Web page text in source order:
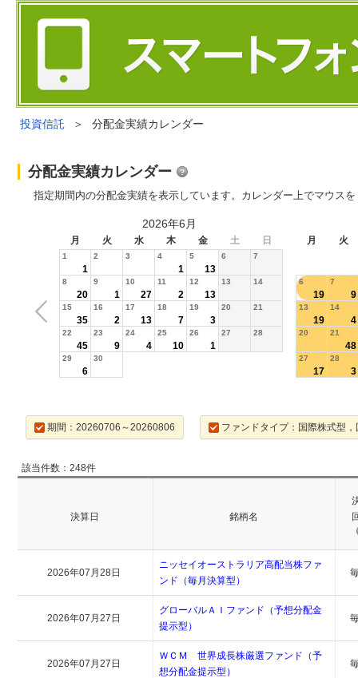
投資信託 ＞ 分配金実績カレンダー
分配金実績カレンダー
指定期間内の分配金実績を表示しています。カレンダー上でマウス
2026年6月
月 火 水 木 金 土 日 月 火
1
1
2 3 4
1
5
13
6 7
8
20
9
1
10
27
11
2
12
13
13 14
15
35
16
2
17
13
18
7
19
3
20 21
22
45
23
9
24
4
25
10
26
1
27 28
29
6
30
6
19
7
9
13
19
14
4
20 21
48
27
17
28
3
期間：20260706～20260806 ファンドタイプ：国際株式型
該当件数：248件
決算日 銘柄名
2026年07月28日
ニッセイオーストラリア高配当株ファ
ンド（毎月決算型）
2026年07月27日
グローバルＡＩファンド（予想分配金
提示型）
2026年07月27日
ＷＣＭ 世界成長株厳選ファンド（予
想分配金提示型）